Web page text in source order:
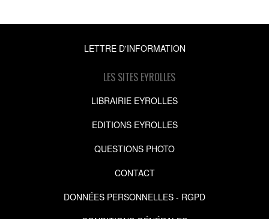
LETTRE D'INFORMATION
LES SITES EYROLLES
LIBRAIRIE EYROLLES
EDITIONS EYROLLES
QUESTIONS PHOTO
CONTACT
DONNÉES PERSONNELLES - RGPD